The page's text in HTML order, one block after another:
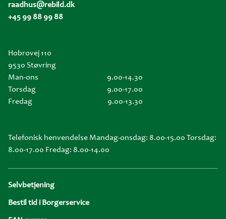
raadhus@rebild.dk
+45 99 88 99 88
Hobrovej 110
9530 Støvring
Man-ons
9.00-14.30
Torsdag
9.00-17.00
Fredag
9.00-13.30
Telefonisk henvendelse Mandag-onsdag: 8.00-15.00 Torsdag:
8.00-17.00 Fredag: 8.00-14.00
Selvbetjening
Bestil tid i Borgerservice